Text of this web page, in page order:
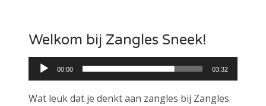
Welkom bij Zangles Sneek!
Audiospeler
00:00 03:32
Wat leuk dat je denkt aan zangles bij Zangles